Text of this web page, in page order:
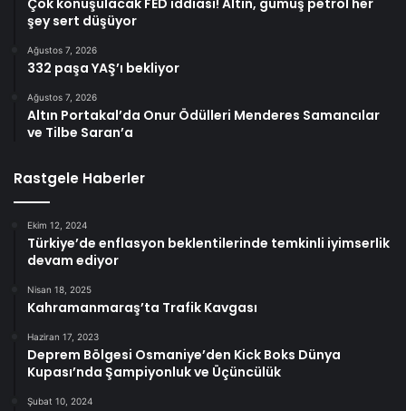
Çok konuşulacak FED iddiası! Altın, gümüş petrol her
şey sert düşüyor
Ağustos 7, 2026
332 paşa YAŞ’ı bekliyor
Ağustos 7, 2026
Altın Portakal’da Onur Ödülleri Menderes Samancılar
ve Tilbe Saran’a
Rastgele Haberler
Ekim 12, 2024
Türkiye’de enflasyon beklentilerinde temkinli iyimserlik
devam ediyor
Nisan 18, 2025
Kahramanmaraş’ta Trafik Kavgası
Haziran 17, 2023
Deprem Bölgesi Osmaniye’den Kick Boks Dünya
Kupası’nda Şampiyonluk ve Üçüncülük
Şubat 10, 2024